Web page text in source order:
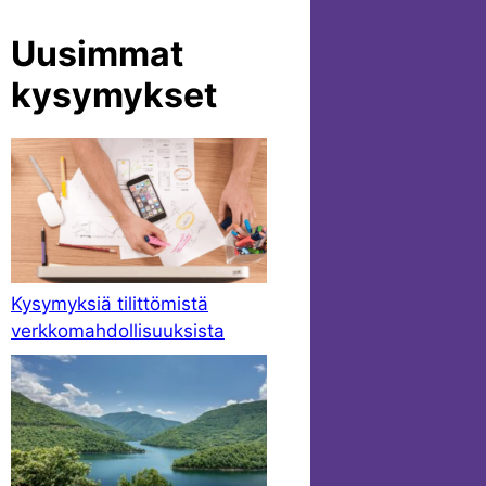
Uusimmat
kysymykset
Kysymyksiä tilittömistä
verkkomahdollisuuksista